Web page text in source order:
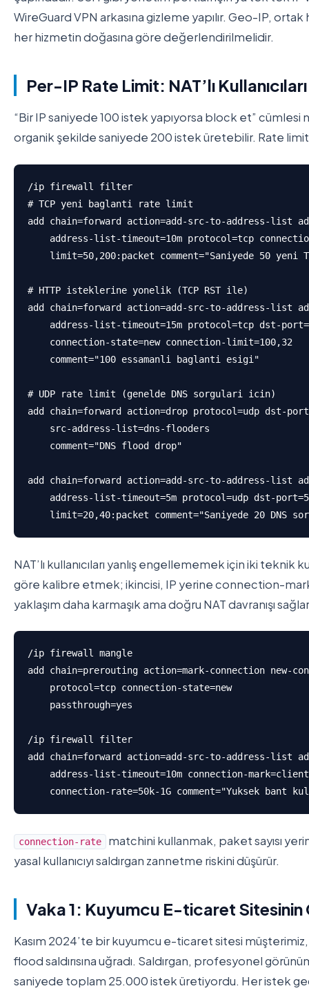
WireGuard VPN arkasına gizleme yapılır. Geo-IP,
her hizmetin doğasına göre değerlendirilmelidir.
Per-IP Rate Limit: NAT’lı
“Bir IP saniyede 100 istek yapıyorsa block et” cümlesi
organik şekilde saniyede 200 istek üretebilir. Rate limit
/ip firewall filter
# TCP yeni baglanti rate limit
add chain=forward action=add-src-to-address-
address-list-timeout=10m protocol=tcp
limit=50,200:packet comment="Saniyede 50 yeni
# HTTP isteklerine yonelik (TCP RST ile)
add chain=forward action=add-src-to-address-list
address-list-timeout=15m protocol=tcp dst-
    connection-state=new connection-limit=100,32
    comment="100 essamanli baglanti esigi"
# UDP rate limit (genelde DNS sorgulari icin)
add chain=forward action=drop protocol=udp dst-
    src-address-list=dns-flooders
    comment="DNS flood drop"
add chain=forward action=add-src-to-address-list
address-list-timeout=5m protocol=udp dst-
limit=20,40:packet comment="Saniyede 20 DNS
NAT’lı kullanıcıları yanlış engellememek için iki teknik
göre kalibre etmek; ikincisi, IP yerine connection-
yaklaşım daha karmaşık ama doğru NAT davranışı
/ip firewall mangle
add chain=prerouting action=mark-connection new-
    protocol=tcp connection-state=new
    passthrough=yes
/ip firewall filter
add chain=forward action=add-src-to-address-list
address-list-timeout=10m connection-
connection-rate=50k-1G comment="Yuksek bant
connection-rate
matchini kullanmak, paket sayısı
yasal kullanıcıyı saldırgan zannetme riskini düşürür.
Vaka 1: Kuyumcu E-ticaret Sitesinin
Kasım 2024’te bir kuyumcu e-ticaret sitesi
flood saldırısına uğradı. Saldırgan, profesyonel
saniyede toplam 25.000 istek üretiyordu. Her istek